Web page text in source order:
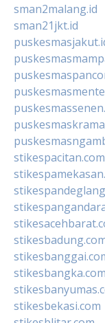
sman2malang.id
sman21jkt.id
stikespacitan.com
stikesbangka.com
stikesbekasi.com